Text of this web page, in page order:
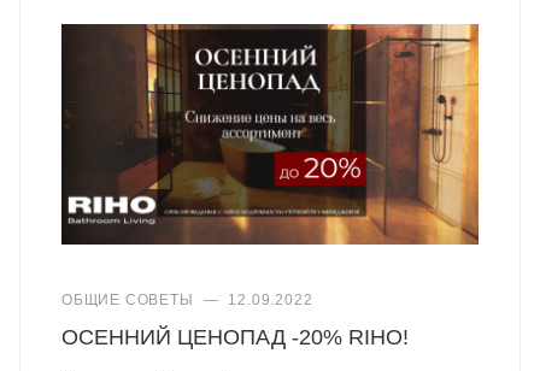
ОБЩИЕ СОВЕТЫ — 12.09.2022
ОСЕННИЙ ЦЕНОПАД -20% RIHO!